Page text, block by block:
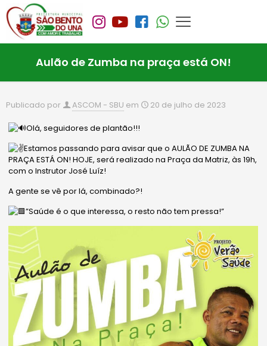
Aulão de Zumba na praça está ON!
Publicado por ASCOM - SBU em 20 de julho de 2023
Olá, seguidores de plantão!!!
Estamos passando para avisar que o AULÃO DE ZUMBA NA
PRAÇA ESTÁ ON! HOJE, será realizado na Praça da Matriz, às 19h,
com o Instrutor José Luíz!
A gente se vê por lá, combinado?!
”Saúde é o que interessa, o resto não tem pressa!”